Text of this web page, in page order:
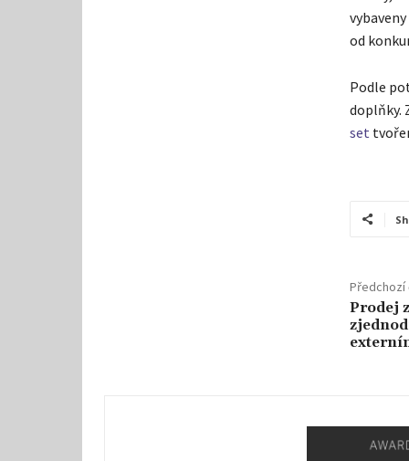
od
Podle
doplňky.
set
Předchozí
Prodej